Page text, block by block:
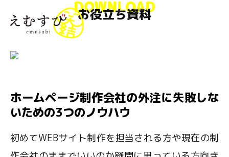
DOWNLOAD
お役立ち資料
ホームページ制作会社の外注に失敗しな
いための3つのノウハウ
初めてWEBサイト制作を担当される方や現在の制